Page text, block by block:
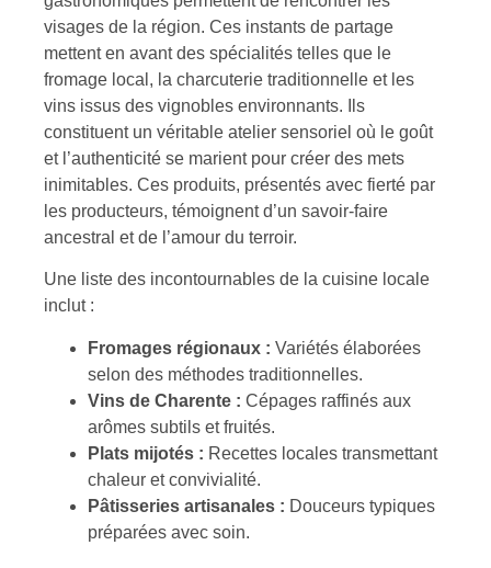
visages de la région. Ces instants de partage
mettent en avant des spécialités telles que le
fromage local, la charcuterie traditionnelle et les
vins issus des vignobles environnants. Ils
constituent un véritable atelier sensoriel où le goût
et l’authenticité se marient pour créer des mets
inimitables. Ces produits, présentés avec fierté par
les producteurs, témoignent d’un savoir-faire
ancestral et de l’amour du terroir.
Une liste des incontournables de la cuisine locale
inclut :
Fromages régionaux : Variétés élaborées
selon des méthodes traditionnelles.
Vins de Charente : Cépages raffinés aux
arômes subtils et fruités.
Plats mijotés : Recettes locales transmettant
chaleur et convivialité.
Pâtisseries artisanales : Douceurs typiques
préparées avec soin.